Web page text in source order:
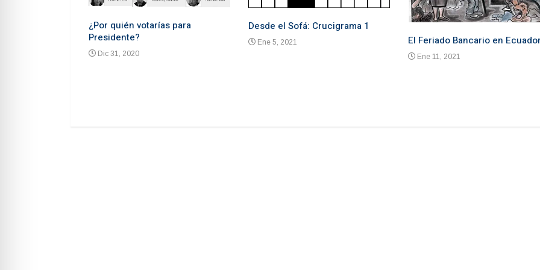
¿Por quién votarías para
Presidente?
Dic 31, 2020
Desde el Sofá: Crucigrama 1
Ene 5, 2021 El Feriado Bancario en Ecuador
Ene 11, 2021